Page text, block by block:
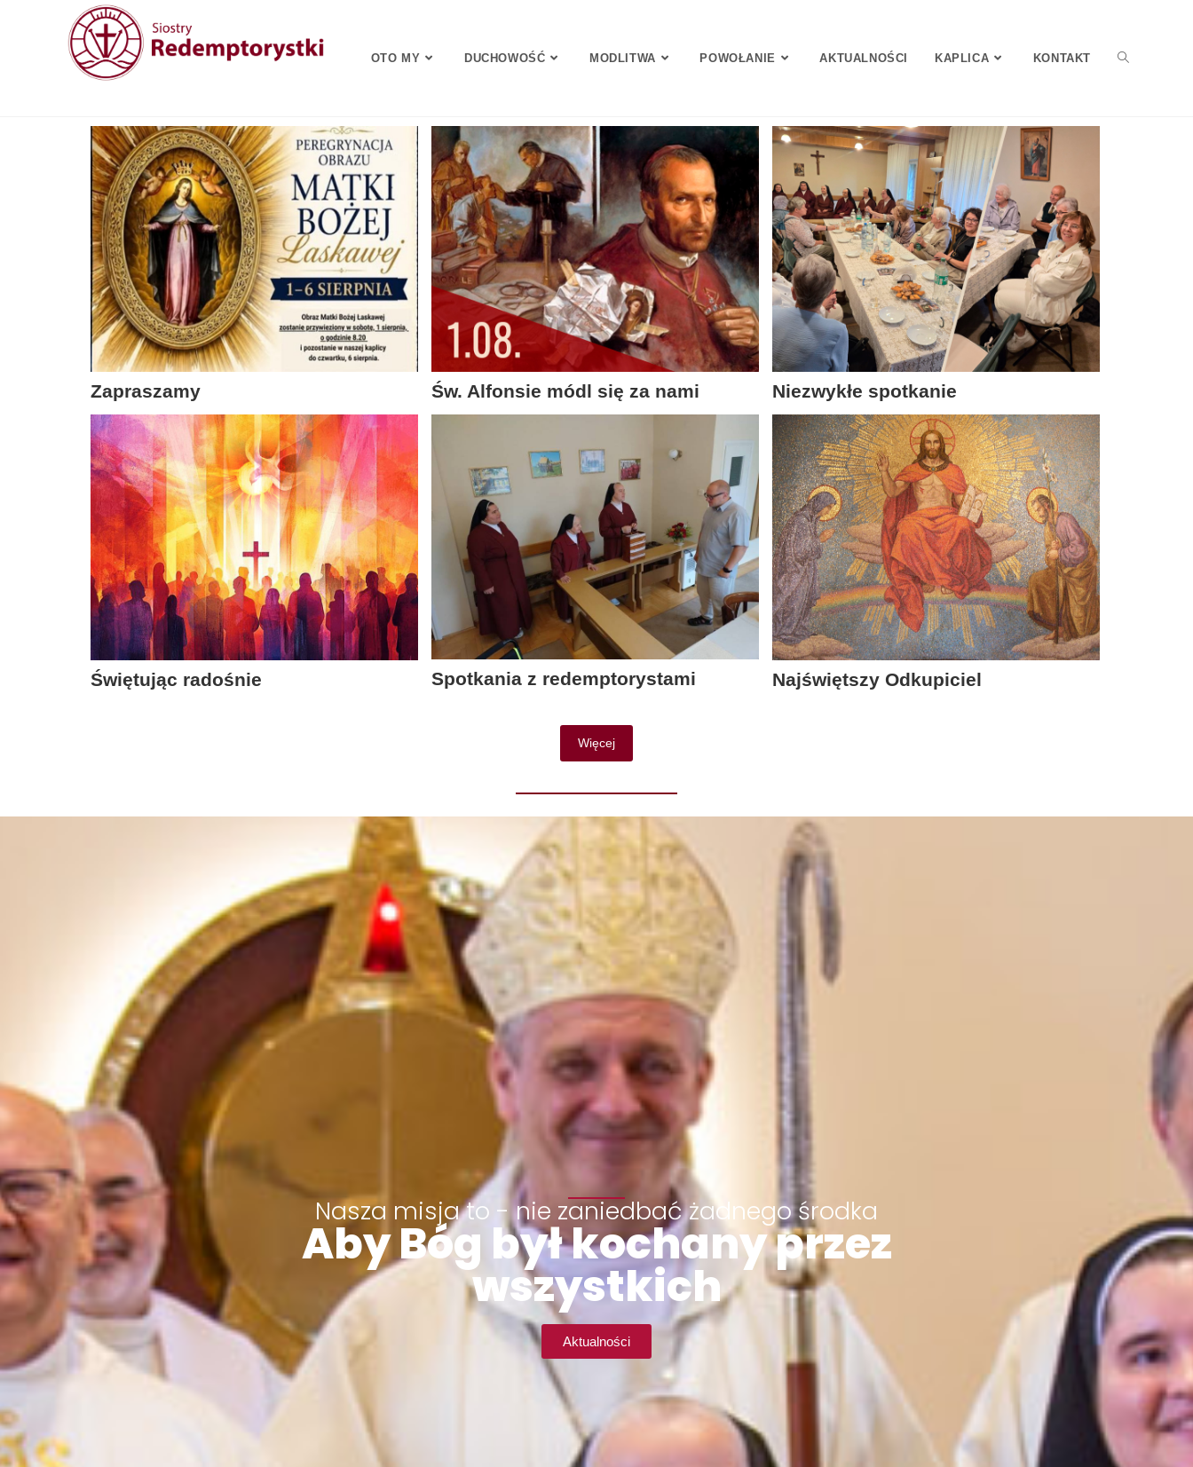
OTO MY DUCHOWOŚĆ MODLITWA POWOŁANIE AKTUALNOŚCI KAPLICA KONTAKT
Zapraszamy Św. Alfonsie módl się za nami Niezwykłe spotkanie
Świętując radośnie Spotkania z redemptorystami Najświętszy Odkupiciel
Więcej
Nasza misja to - nie zaniedbać żadnego środka
Aby Bóg był kochany przez
wszystkich
Aktualności